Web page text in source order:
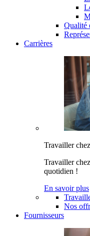
Qualité
Carrières
Travailler
Travailler
quotidien !
En savoir plus
Nos
Fournisseurs